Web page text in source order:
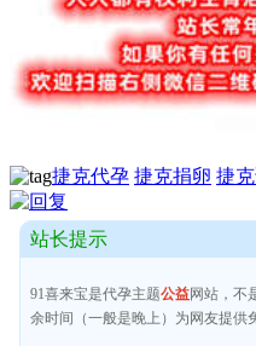
捷克代孕 捷克捐卵 捷
站长提示
91喜来宝是代孕主题公益网站，不
余时间（一般是晚上）为网友提供